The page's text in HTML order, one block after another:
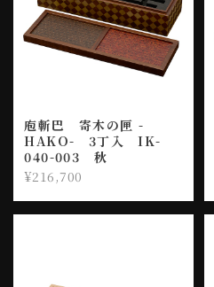
庖斬巴 寄木の匣 -
HAKO- 3丁入 IK-
040-003 秋
¥216,700